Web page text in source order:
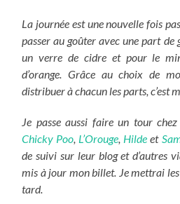
La journée est une nouvelle fois
passer au goûter avec une part de
un verre de cidre et pour le
d’orange. Grâce au choix de
distribuer à chacun les parts, c’est
Je passe aussi faire un tour
Chicky Poo L’Orouge Hilde et
de suivi sur leur blog et d’autres
mis à jour mon billet. Je mettrai
tard.